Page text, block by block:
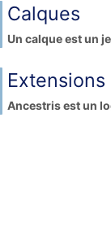
Calques
Un calque est un
Extensions
Ancestris est un